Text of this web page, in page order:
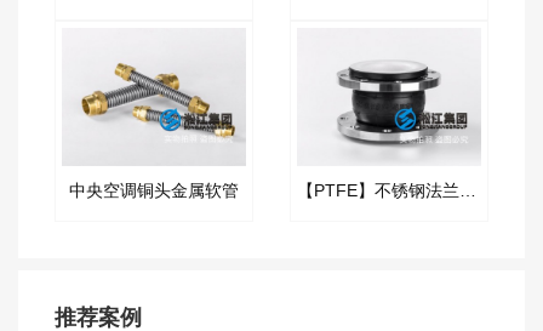
中央空调铜头金属软管
推荐案例